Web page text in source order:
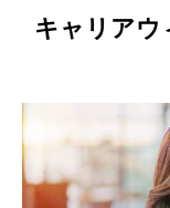
キャリアウ